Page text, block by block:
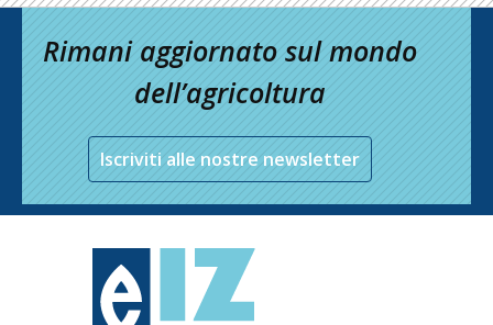
Rimani aggiornato sul mondo
dell’agricoltura
Iscriviti alle nostre newsletter